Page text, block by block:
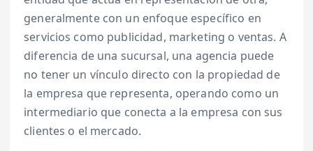
generalmente con un enfoque específico en
servicios como publicidad, marketing o ventas. A
diferencia de una sucursal, una agencia puede
no tener un vínculo directo con la propiedad de
la empresa que representa, operando como un
intermediario que conecta a la empresa con sus
clientes o el mercado.